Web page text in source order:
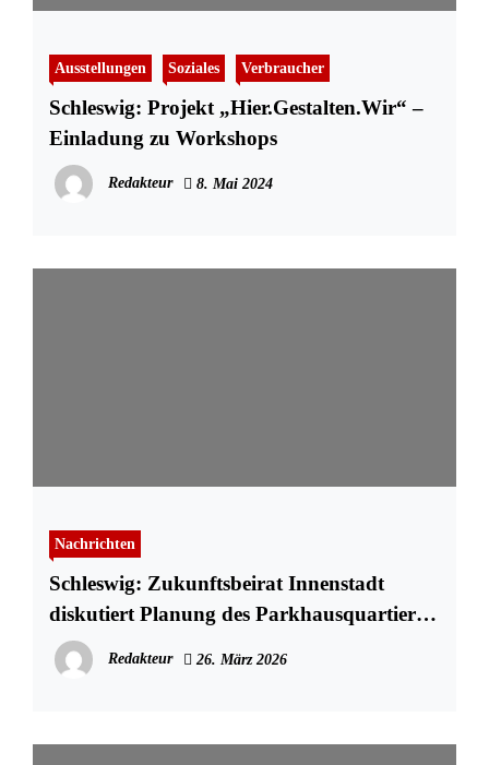
Ausstellungen Soziales Verbraucher
Schleswig: Projekt „Hier.Gestalten.Wir“ –
Einladung zu Workshops
Redakteur 8. Mai 2024
Nachrichten
Schleswig: Zukunftsbeirat Innenstadt
diskutiert Planung des Parkhausquartiers
und startet Bürger*innenbeteiligung
Redakteur 26. März 2026